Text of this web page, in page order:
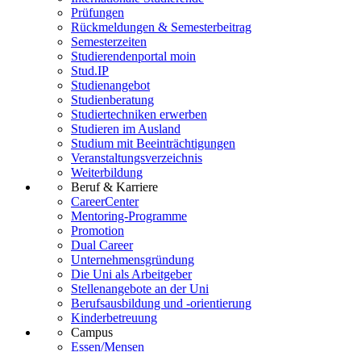
Prüfungen
Rückmeldungen & Semesterbeitrag
Semesterzeiten
Studierendenportal moin
Stud.IP
Studienangebot
Studienberatung
Studiertechniken erwerben
Studieren im Ausland
Studium mit Beeinträchtigungen
Veranstaltungsverzeichnis
Weiterbildung
Beruf & Karriere
CareerCenter
Mentoring-Programme
Promotion
Dual Career
Unternehmensgründung
Die Uni als Arbeitgeber
Stellenangebote an der Uni
Berufsausbildung und -orientierung
Kinderbetreuung
Campus
Essen/Mensen